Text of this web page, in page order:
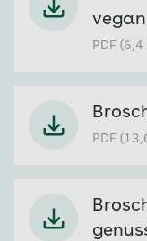
PDF (6,4
PDF